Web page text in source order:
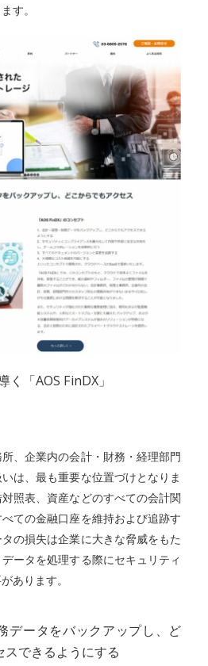
す。
「AOS FinDX」
、企業内の会計・財務・経理部門
は、最も重要な位置づけとなりま
照表、資産などのすべての会計関
ての金融口座を維持および追跡す
の損失は企業に大きな脅威をもた
ータを処理する際にセキュリティ
あります。
データをバックアップし、ど
スできるようにする